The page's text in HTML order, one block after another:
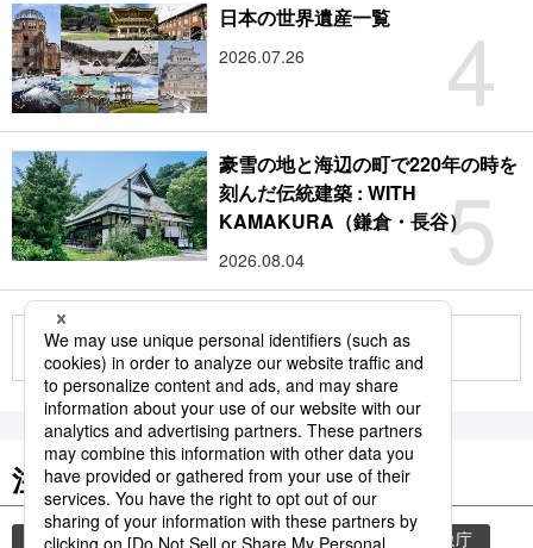
4
日本の世界遺産一覧
2026.07.26
5
豪雪の地と海辺の町で220年の時を
刻んだ伝統建築 : WITH
KAMAKURA（鎌倉・長谷）
2026.08.04
もっと見る
注目のキーワード
共同通信ニュース 和食 気象・災害 気象庁